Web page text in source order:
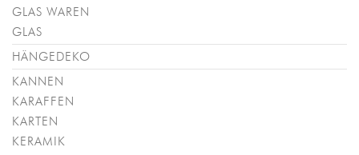
GLAS WAREN
GLAS
HÄNGEDEKO
KANNEN
KARAFFEN
KARTEN
KERAMIK